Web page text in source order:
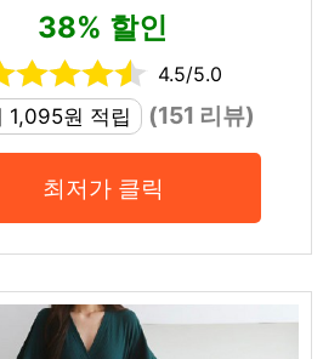
38% 할인
4.5/5.0
1,095원 적립
(151 리뷰)
최저가 클릭